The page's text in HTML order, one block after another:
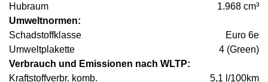
Hubraum
1.968 cm³
Umweltnormen:
Schadstoffklasse
Euro 6e
Umweltplakette
4 (Green)
Verbrauch und Emissionen nach WLTP:
Kraftstoffverbr. komb.
5,1 l/100km